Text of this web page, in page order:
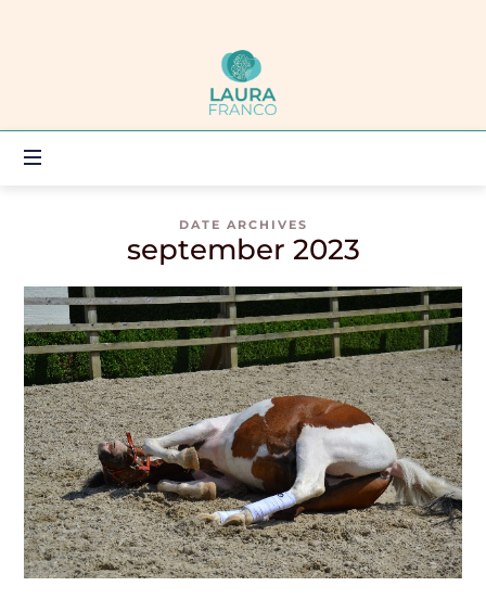
Laura
Franco
OF
WEG!
DATE ARCHIVES
september 2023